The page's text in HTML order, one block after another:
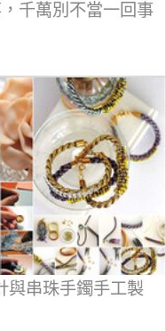
千萬別不當一回事
與串珠手鐲手工製